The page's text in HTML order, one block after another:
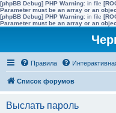
[phpBB Debug] PHP Warning: in file
Parameter must be an array or an
[phpBB Debug] PHP Warning: in file
Parameter must be an array or an
Правила
Список форумов
Выслать пароль